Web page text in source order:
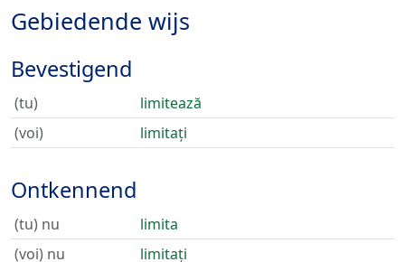
Gebiedende wijs
Bevestigend
(tu)
limitează
(voi)
limitați
Ontkennend
(tu) nu
limita
(voi) nu
limitați